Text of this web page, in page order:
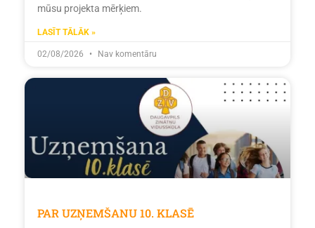
mūsu projekta mērķiem.
LASĪT TĀLĀK »
02/08/2026 Nav komentāru
PAR UZŅEMŠANU 10. KLASĒ